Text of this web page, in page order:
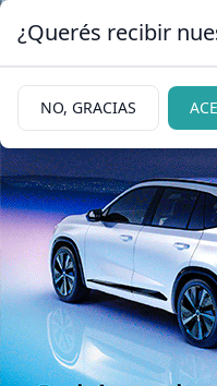
SU DECISIÓN | 23/02/
Pampita se
de Barrio
que la marcó
¿Querés recibir
NO, GRACIAS